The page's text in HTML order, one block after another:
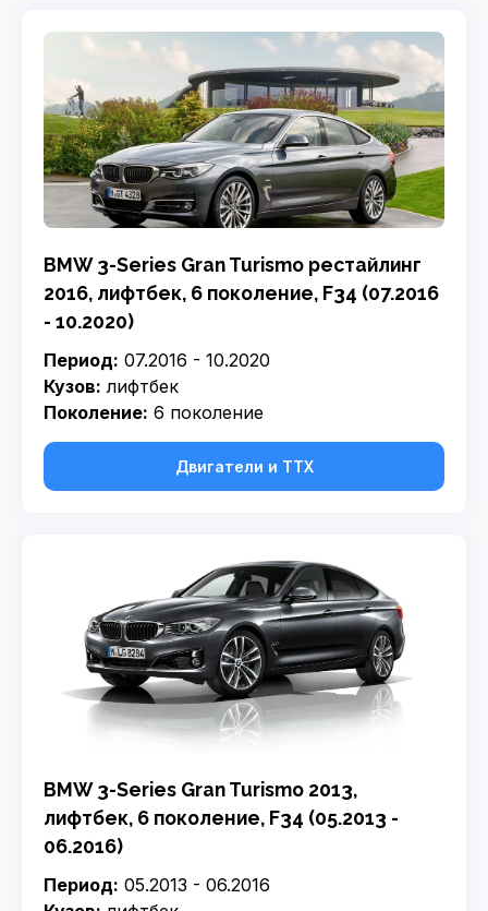
BMW 3-Series Gran Turismo рестайлинг
2016, лифтбек, 6 поколение, F34 (07.2016
- 10.2020)
Период: 07.2016 - 10.2020
Кузов: лифтбек
Поколение: 6 поколение
Двигатели и ТТХ
BMW 3-Series Gran Turismo 2013,
лифтбек, 6 поколение, F34 (05.2013 -
06.2016)
Период: 05.2013 - 06.2016